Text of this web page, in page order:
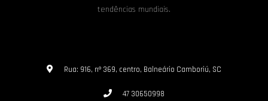
tendências mundiais.
Rua: 916, nº 369, centro, Balneário Camboriú, SC
47 30650998